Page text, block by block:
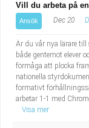
Vill du arbeta på
Ansök Dec 20
Är du vår nya lärare
både gentemot elever
förmåga att plocka
nationella
formativt
arbetar 1-1 med
Visa mer